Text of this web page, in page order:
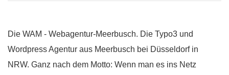
Die WAM - Webagentur-Meerbusch. Die Typo3 und
Wordpress Agentur aus Meerbusch bei Düsseldorf in
NRW. Ganz nach dem Motto: Wenn man es ins Netz